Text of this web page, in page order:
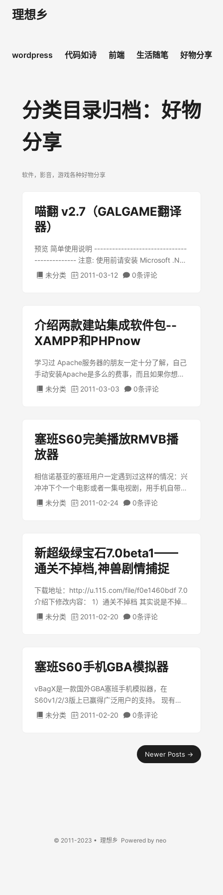
理想乡
跳至内容
wordpress 代码如诗 前端 生活随笔 好物分享
分类目录归档： 好物
分享
软件，影音，游戏各种好物分享
喵翻 v2.7（GALGAME翻译
器）
预览 简单使用说明 -------------------------------
-------------- 注意: 使用前请安装 Microsoft .NET
Framework 4.0 运行库 和 Microsoft AppLocale
未分类 2011-03-12 0条评论
介绍两款建站集成软件包--
XAMPP和PHPnow
学习过 Apache服务器的朋友一定十分了解，自己
手动安装Apache是多么的费事，而且如果你想添
加 MySQL、PHP 和 Perl，那就更难了。我在学校
未分类 2011-03-03 0条评论
塞班S60完美播放RMVB播
放器
相信诺基亚的塞班用户一定遇到过这样的情况：兴
冲冲下个一个电影或者一集电视剧，用手机自带的
Real播放器的时候，发现画面一片黑，只有声音在
未分类 2011-02-24 0条评论
新超级绿宝石7.0beta1——
通关不掉档,神兽剧情捕捉
下载地址：http://u.115.com/file/f0e1460bdf 7.0
介绍下修改内容： 1）通关不掉档 其实说是不掉档
不如说是不用存档，掉档的原因应该是D版传导这
未分类 2011-02-20 0条评论
塞班S60手机GBA模拟器
vBagX是一款国外GBA塞班手机模拟器，在
S60v1/2/3版上已赢得广泛用户的支持。 现有
vBagx v1.25汉化版和英文原版。汉化版需要自己
未分类 2011-02-20 0条评论
Newer Posts →
© 2011-2023 • 理想乡 Powered by neo